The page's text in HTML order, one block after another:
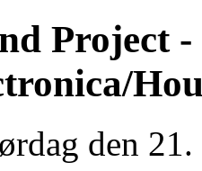
Project -
den